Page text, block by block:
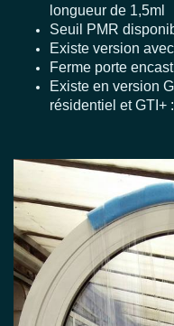
longueur de 1,5ml
Seuil PMR
Existe version
Ferme porte
Existe en version
résidentiel et GTI+